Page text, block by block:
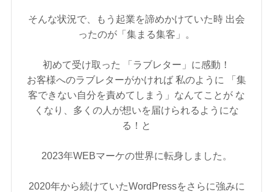
そんな状況で、もう起業を諦めかけていた時 出会
ったのが「集まる集客」。
初めて受け取った 「ラブレター」に感動！
お客様へのラブレターがかければ 私のように 「集
客できない自分を責めてしまう」なんてことが な
くなり、多くの人が想いを届けられるようにな
る！と
2023年WEBマーケの世界に転身しました。
2020年から続けていたWordPressをさらに強みに